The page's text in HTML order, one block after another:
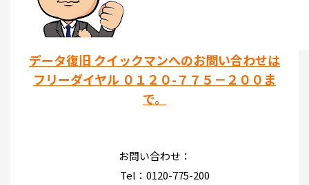
データ復旧 クイックマンへのお問い合わせは
フリーダイヤル ０１２０-７７５－２００ま
で。
お問い合わせ：
Tel：0120-775-200